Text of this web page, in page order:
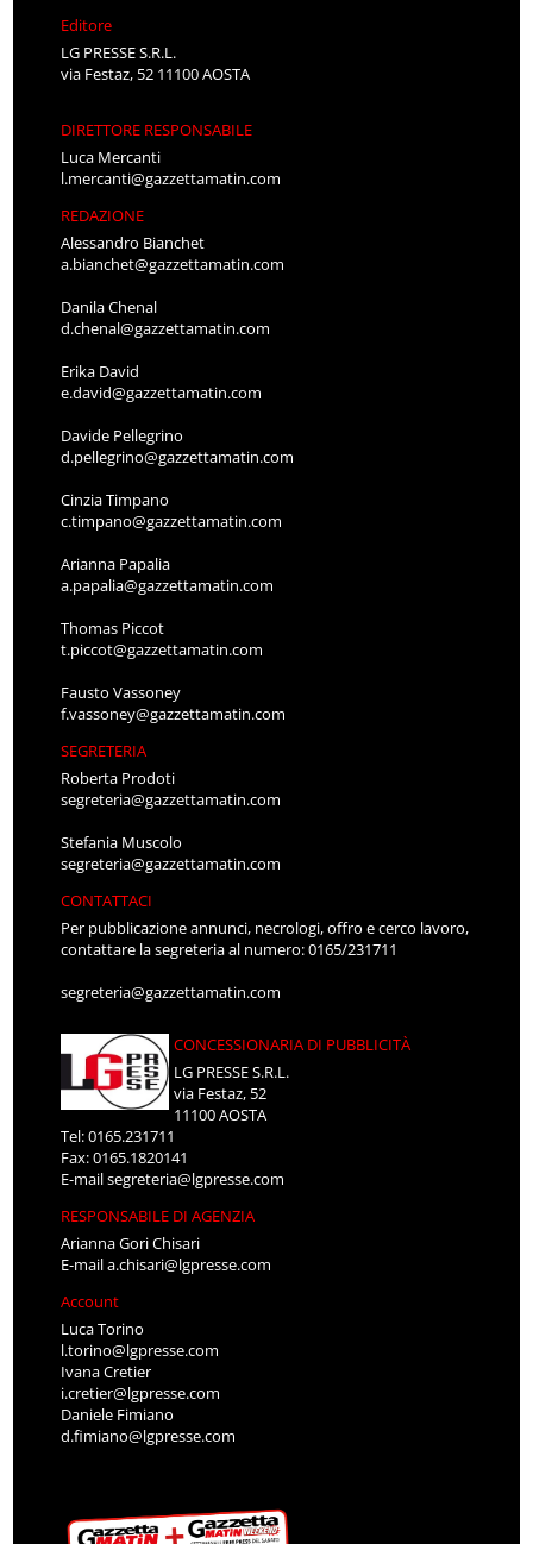
Editore
LG PRESSE S.R.L.
via Festaz, 52 11100 AOSTA
DIRETTORE RESPONSABILE
Luca Mercanti
l.mercanti@gazzettamatin.com
REDAZIONE
Alessandro Bianchet
a.bianchet@gazzettamatin.com
Danila Chenal
d.chenal@gazzettamatin.com
Erika David
e.david@gazzettamatin.com
Davide Pellegrino
d.pellegrino@gazzettamatin.com
Cinzia Timpano
c.timpano@gazzettamatin.com
Arianna Papalia
a.papalia@gazzettamatin.com
Thomas Piccot
t.piccot@gazzettamatin.com
Fausto Vassoney
f.vassoney@gazzettamatin.com
SEGRETERIA
Roberta Prodoti
segreteria@gazzettamatin.com
Stefania Muscolo
segreteria@gazzettamatin.com
CONTATTACI
Per pubblicazione annunci, necrologi, offro e cerco lavoro,
contattare la segreteria al numero: 0165/231711
segreteria@gazzettamatin.com
CONCESSIONARIA DI PUBBLICITÀ
LG PRESSE S.R.L.
via Festaz, 52
11100 AOSTA
Tel: 0165.231711
Fax: 0165.1820141
E-mailsegreteria@lgpresse.com
RESPONSABILE DI AGENZIA
Arianna Gori Chisari
E-maila.chisari@lgpresse.com
Account
Luca Torino
l.torino@lgpresse.com
Ivana Cretier
i.cretier@lgpresse.com
Daniele Fimiano
d.fimiano@lgpresse.com